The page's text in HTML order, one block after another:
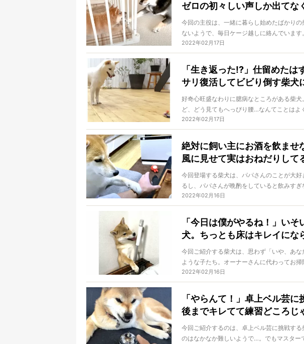
ゼロの初々しい声しか出てな
今回の主役は、一緒に暮らし始めたばかり
ないようで、毎日ケージ越しに絡んでいま
し始めたようで…？
2022年02月17日
「生き返った!?」仕留めたは
サリ復活してビビり倒す柴犬
好奇心旺盛なわりに臆病なところがある柴
ど、どう見てもへっぴり腰…なんてことは
っていることに、彼らは気がついていないの
2022年02月17日
絶対に飼い主にお酒を飲ませ
風に見せて実はおねだりして
今回登場する柴犬は、パパさんのことが大
るし、パパさんが晩酌をしていると飲みす
らについては本当かどうか怪しいですが、も
2022年02月16日
「今日は僕がやるね！」い
犬。ちっとも床はキレイにな
今回ご紹介する柴犬は、思わず「いや、あ
ような子たち。オーナーさんに代わってお
ドを操作する子も!? やたらと一生懸命な柴
2022年02月16日
「やらんて！」卓上ベル芸
後までキレてて練習どころじ
今回ご紹介するのは、卓上ベル芸に挑戦す
のはなかなか難しいようで…。でもマスター